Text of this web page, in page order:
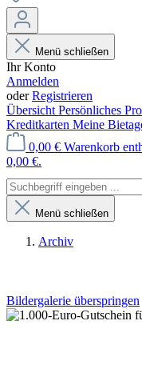
Menü schließen
Ihr Konto
Anmelden
oderRegistrieren
Übersicht Persönliches
Kreditkarten Meine
0,00 € Warenkorb
0,00 €.
Menü schließen
Archiv
Bildergalerie überspringen